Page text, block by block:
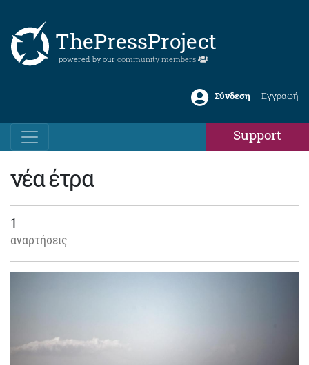
ThePressProject
powered by our community members
Σύνδεση Εγγραφή
Support
νέα έτρα
1
αναρτήσεις